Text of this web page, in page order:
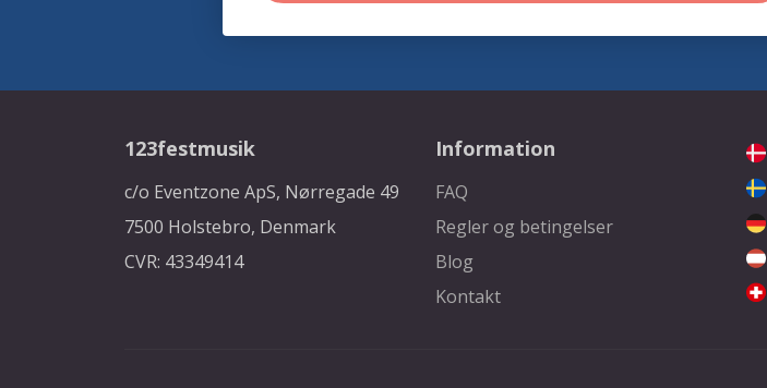
123festmusik
c/o Eventzone ApS, Nørregade 49
7500 Holstebro, Denmark
CVR: 43349414
Information
FAQ
Regler og betingelser
Blog
Kontakt